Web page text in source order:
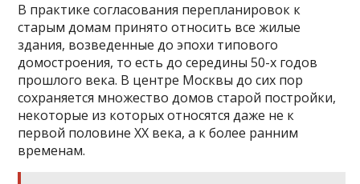
В практике согласования перепланировок к
старым домам принято относить все жилые
здания, возведенные до эпохи типового
домостроения, то есть до середины 50-х годов
прошлого века. В центре Москвы до сих пор
сохраняется множество домов старой постройки,
некоторые из которых относятся даже не к
первой половине ХХ века, а к более ранним
временам.